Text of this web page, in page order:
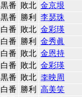
黒番 敗北 金京垠
黒番 勝利 李瑟珠
白番 敗北 金彩瑛
白番 勝利 金秀眞
白番 敗北 金恩持
白番 敗北 金彩瑛
黒番 敗北 李映周
白番 勝利 高美笑